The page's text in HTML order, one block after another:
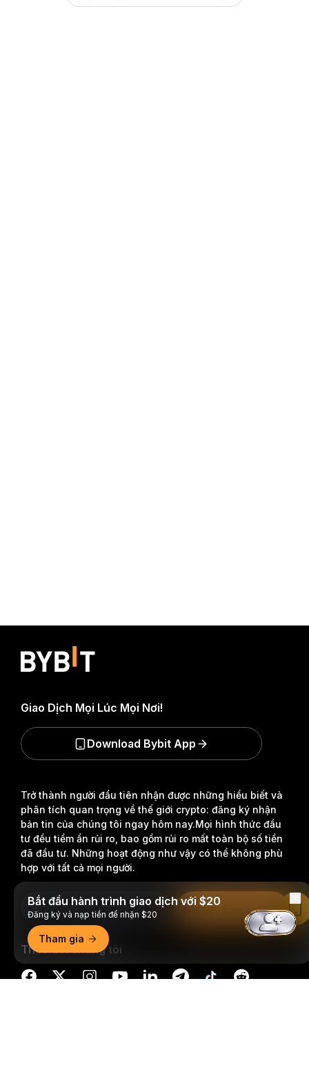
Trở thành người đầu tiên nhận được những hiểu biết và
phân tích quan trọng về thế giới crypto: đăng ký nhận
bản tin của chúng tôi ngay hôm nay.Mọi hình thức đầu
tư đều tiềm ẩn rủi ro, bao gồm rủi ro mất toàn bộ số tiền
đã đầu tư. Những hoạt động như vậy có thể không phù
hợp với tất cả mọi người.
Đăng Ký
Theo dõi chúng tôi
Giao Dịch Mọi Lúc Mọi Nơi!
Download Bybit App
Bắt đầu hành trình giao dịch với $20
Đăng ký và nạp tiền để nhận $20
Tham gia
Đọc Trên Bybit App